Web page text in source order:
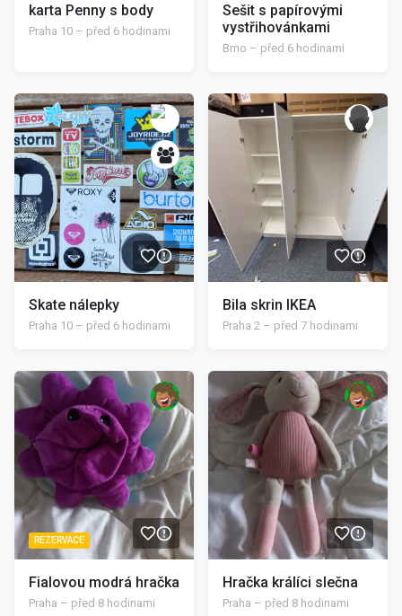
karta Penny s body
Praha 10 – před 6 hodinami
Sešit s papírovými
vystřihovánkami
Brno – před 6 hodinami
/>
Skate nálepky
Praha 10 – před 6 hodinami
/>
Bila skrin IKEA
Praha 2 – před 7 hodinami
/>
REZERVACE
Fialovou modrá hračka
Praha – před 8 hodinami
/>
Hračka králíci slečna
Praha – před 8 hodinami